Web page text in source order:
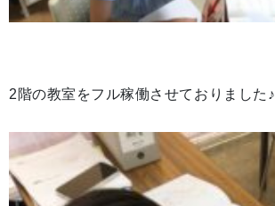
2階の教室をフル稼働させておりました♪